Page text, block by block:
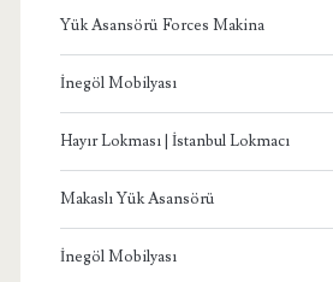
Yük Asansörü Forces Makina
İnegöl Mobilyası
Hayır Lokması | İstanbul Lokmacı
Makaslı Yük Asansörü
İnegöl Mobilyası